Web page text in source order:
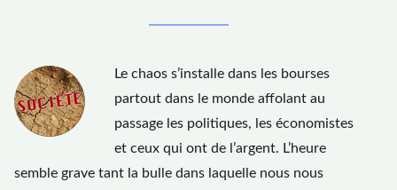
Le chaos s’installe dans les bourses
partout dans le monde affolant au
passage les politiques, les économistes
et ceux qui ont de l’argent. L’heure
semble grave tant la bulle dans laquelle nous nous